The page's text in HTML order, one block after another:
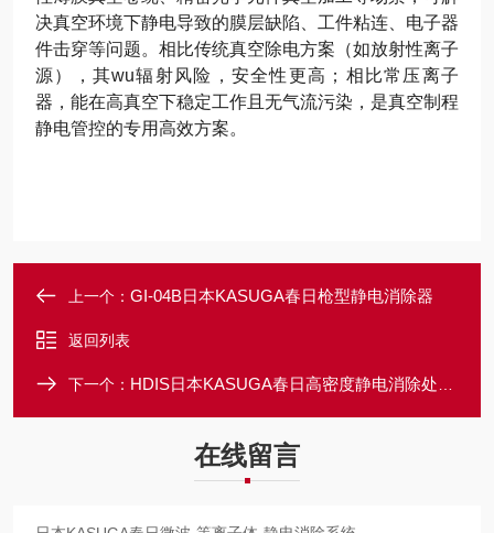
决真空环境下静电导致的膜层缺陷、工件粘连、电子器
件击穿等问题。相比传统真空除电方案（如放射性离子
源），其wu辐射风险，安全性更高；相比常压离子
器，能在高真空下稳定工作且无气流污染，是真空制程
静电管控的专用高效方案。
上一个： GI-04B日本KASUGA春日枪型静电消除器
返回列表
下一个： HDIS日本KASUGA春日高密度静电消除处理系统
在线留言